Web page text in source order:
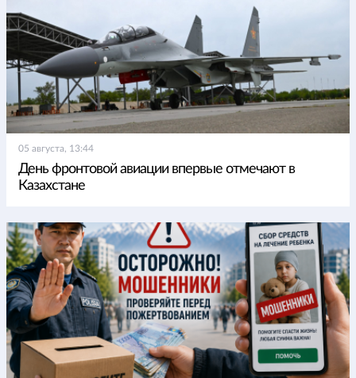
05 августа, 13:44
День фронтовой авиации впервые отмечают в
Казахстане